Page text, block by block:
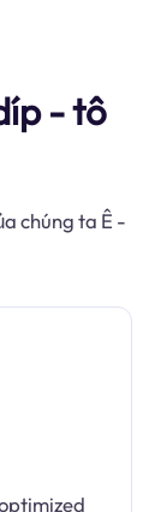
- tô
chúng ta Ê -